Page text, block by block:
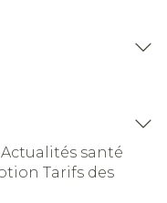
Actualités santé
Tarifs des